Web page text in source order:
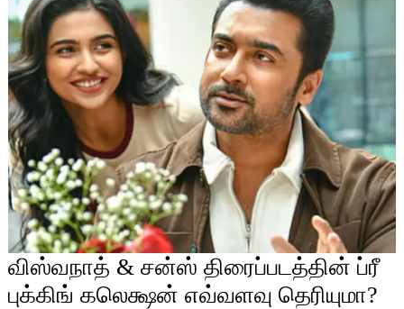
விஸ்வநாத் & சன்ஸ் திரைப்படத்தின் ப்ரீ
புக்கிங் கலெக்ஷன் எவ்வளவு தெரியுமா?